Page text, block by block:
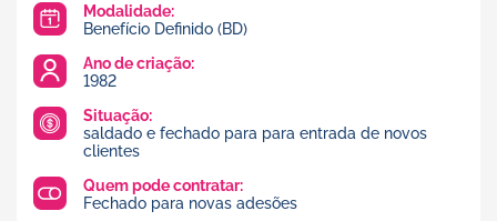
Modalidade:
Benefício Definido (BD)
Ano de criação:
1982
Situação:
saldado e fechado para para entrada de novos
clientes
Quem pode contratar:
Fechado para novas adesões